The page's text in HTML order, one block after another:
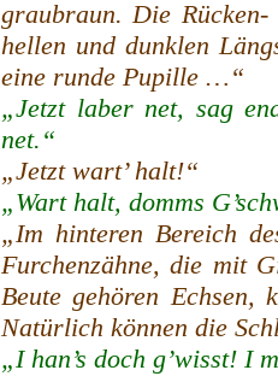
graubraun. Die Rücken-
hellen und dunklen
eine runde Pupille …“
„Jetzt laber net, sag
net.“
„Jetzt wart’ halt!“
„Wart halt, domms
„Im hinteren Bereich
Furchenzähne, die mit
Beute gehören Echsen,
Natürlich können die
„I han’s doch g’wisst! I